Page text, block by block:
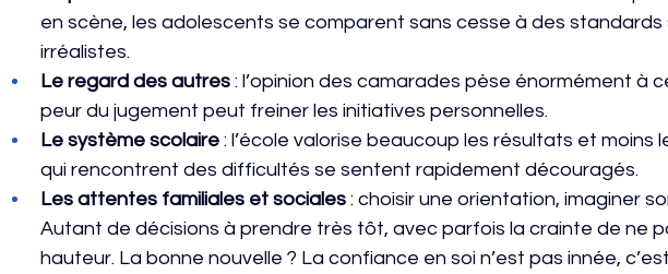
en scène, les adolescents se comparent sans cesse à des standards
irréalistes.
Le regard des autres : l’opinion des camarades pèse énormément à
peur du jugement peut freiner les initiatives personnelles.
Le système scolaire : l’école valorise beaucoup les résultats et moins
qui rencontrent des difficultés se sentent rapidement découragés.
Les attentes familiales et sociales : choisir une orientation, imaginer
Autant de décisions à prendre très tôt, avec parfois la crainte de ne
hauteur. La bonne nouvelle ? La confiance en soi n’est pas innée,